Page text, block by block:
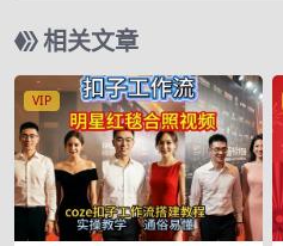
相关文章
VIP